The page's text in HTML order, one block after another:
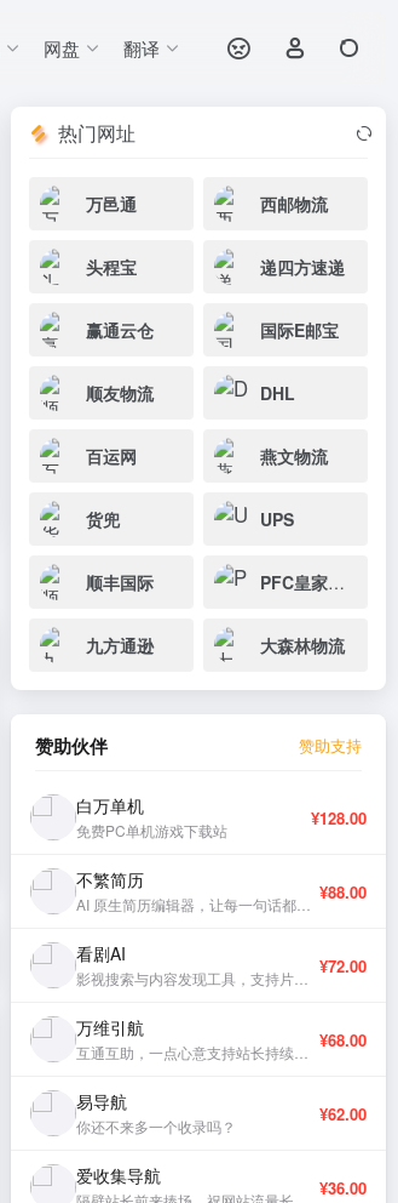
网盘 翻译
热门网址
万邑通 西邮物流
头程宝 递四方速递
赢通云仓 国际E邮宝
顺友物流 DHL
百运网 燕文物流
货兜 UPS
顺丰国际 PFC皇家国际物流
九方通逊 大森林物流
赞助伙伴 赞助支持
白万单机
免费PC单机游戏下载站
¥128.00
不繁简历 ¥88.00
看剧AI ¥72.00
万维引航 ¥68.00
易导航
你还不来多一个收录吗？
¥62.00
爱收集导航 ¥36.00